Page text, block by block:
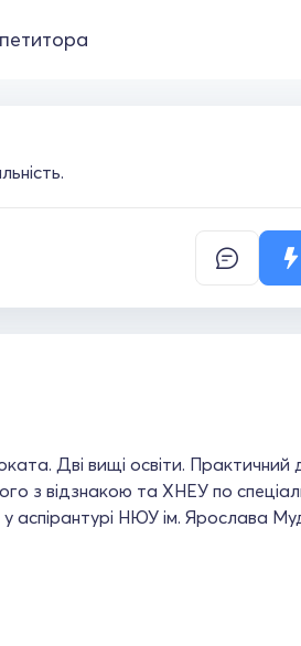
Дві вищі освіти. Практичний
з відзнакою та ХНЕУ по
у аспірантурі НЮУ ім. Ярослава